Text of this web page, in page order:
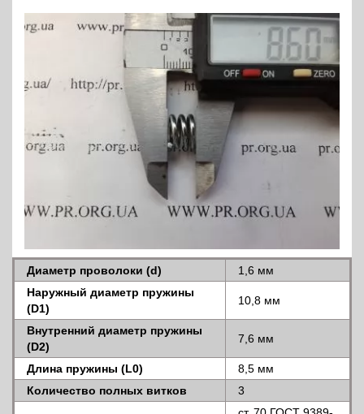
Диаметр проволоки (d)
1,6 мм
Наружный диаметр пружины
(D1)
10,8 мм
Внутренний диаметр пружины
(D2)
7,6 мм
Длина пружины (L0)
8,5 мм
Количество полных витков
3